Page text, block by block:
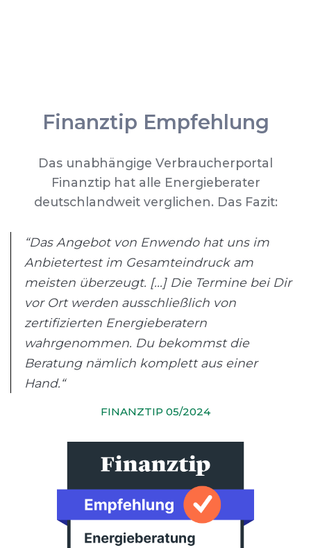
Finanztip Empfehlung
Das unabhängige Verbraucherportal
Finanztip hat alle Energieberater
deutschlandweit verglichen. Das Fazit:
“Das Angebot von Enwendo hat uns im
Anbietertest im Gesamteindruck am
meisten überzeugt. [...] Die Termine bei Dir
vor Ort werden ausschließlich von
zertifizierten Energieberatern
wahrgenommen. Du bekommst die
Beratung nämlich komplett aus einer
Hand.“
FINANZTIP 05/2024